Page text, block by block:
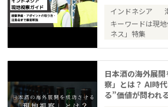
インドネシア
キーワードは現
ネス」特集
日本酒の海外展
察」とは？ AI時
る”価値が問われ